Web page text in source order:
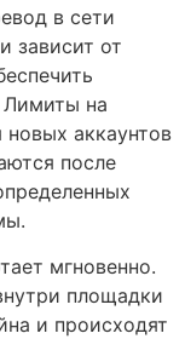
в сети
зависит от
Лимиты на
аккаунтов
после
мгновенно.
площадки
и происходят